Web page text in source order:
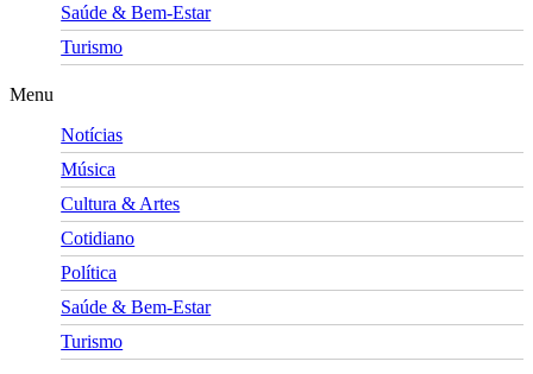
Saúde & Bem-Estar
Turismo
Menu
Notícias
Música
Cultura & Artes
Cotidiano
Política
Saúde & Bem-Estar
Turismo